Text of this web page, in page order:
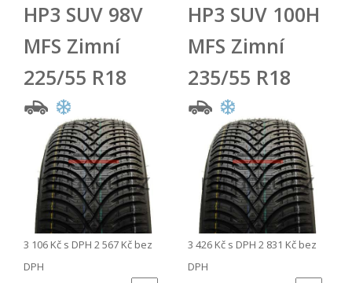
HP3 SUV 98V
MFS Zimní
225/55 R18
3 106 Kč s DPH 2 567 Kč bez
DPH
HP3 SUV 100H
MFS Zimní
235/55 R18
3 426 Kč s DPH 2 831 Kč bez
DPH